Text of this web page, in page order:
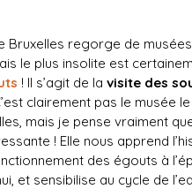
Bruxelles regorge de
le plus insolite est
! Il s’agit de la visite des
clairement pas le musée
mais je pense vraiment
! Elle nous apprend
des égouts à
et sensibilise au cycle de